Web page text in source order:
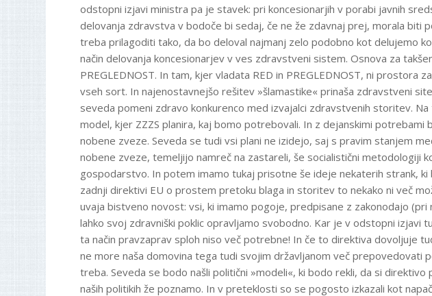
odstopni izjavi ministra pa je stavek: pri koncesionarjih v porabi javnih
delovanja zdravstva v bodoče bi sedaj, če ne že zdavnaj prej, morala biti
treba prilagoditi tako, da bo deloval najmanj zelo podobno kot delujemo
način delovanja koncesionarjev v ves zdravstveni sistem. Osnova za
PREGLEDNOST. In tam, kjer vladata RED in PREGLEDNOST, ni prostora
vseh sort. In najenostavnejšo rešitev »šlamastike« prinaša zdravstveni
seveda pomeni zdravo konkurenco med izvajalci zdravstvenih storitev.
model, kjer ZZZS planira, kaj bomo potrebovali. In z dejanskimi potrebami
nobene zveze. Seveda se tudi vsi plani ne izidejo, saj s pravim stanjem
nobene zveze, temeljijo namreč na zastareli, še socialistični metodologiji
gospodarstvo. In potem imamo tukaj prisotne še ideje nekaterih strank, ki
zadnji direktivi EU o prostem pretoku blaga in storitev to nekako ni več
uvaja bistveno novost: vsi, ki imamo pogoje, predpisane z zakonodajo (pri
lahko svoj zdravniški poklic opravljamo svobodno. Kar je v odstopni izjavi
ta način pravzaprav sploh niso več potrebne! In če to direktiva dovoljuje
ne more naša domovina tega tudi svojim državljanom več prepovedovati
treba. Seveda se bodo našli politični »modeli«, ki bodo rekli, da si
naših politikih že poznamo. In v preteklosti so se pogosto izkazali kot